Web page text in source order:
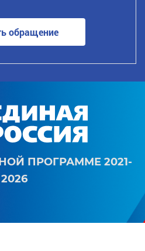
обращение
ПРОГРАММЕ 2021-
2026